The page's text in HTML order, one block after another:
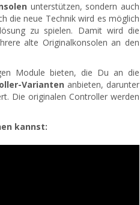
unterstützen, sondern auch
die neue Technik wird es möglich
zu spielen. Damit wird die
alte Originalkonsolen an den
Module bieten, die Du an die
Varianten anbieten, darunter
Die originalen Controller werden
kannst: